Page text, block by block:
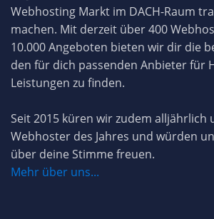
Webhosting Markt im DACH-Raum
machen. Mit derzeit über 400
10.000 Angeboten bieten wir dir die
den für dich passenden Anbieter für
Leistungen zu finden.
Seit 2015 küren wir zudem alljährlich
Webhoster des Jahres und würden
über deine Stimme freuen.
Mehr über uns...